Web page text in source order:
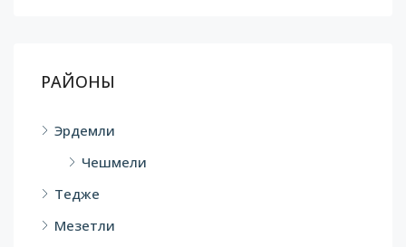
РАЙОНЫ
Эрдемли
Чешмели
Тедже
Мезетли